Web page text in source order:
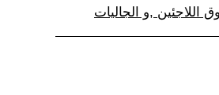
اللاجئين ,و الجاليات